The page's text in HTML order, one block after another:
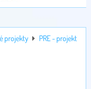
projekty
PRE - projekt